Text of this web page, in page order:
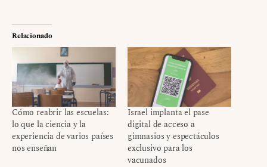
Relacionado
Cómo reabrir las escuelas:
lo que la ciencia y la
experiencia de varios países
nos enseñan
Israel implanta el pase
digital de acceso a
gimnasios y espectáculos
exclusivo para los
vacunados